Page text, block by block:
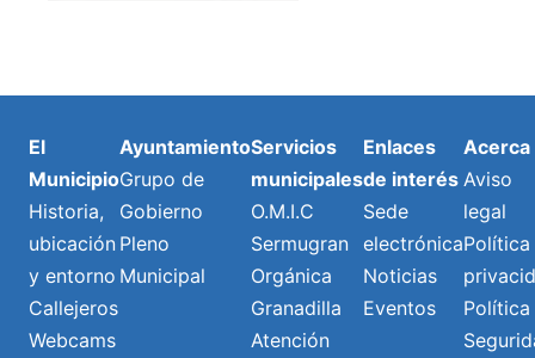
El
Municipio
Historia,
ubicación
y entorno
Callejeros
Webcams
Ayuntamiento
Grupo de
Gobierno
Pleno
Municipal
Servicios
municipales
O.M.I.C
Sermugran
Orgánica
Granadilla
Atención
Enlaces
de interés
Sede
electrónica
Noticias
Eventos
Acerca
Aviso
legal
Política
Política